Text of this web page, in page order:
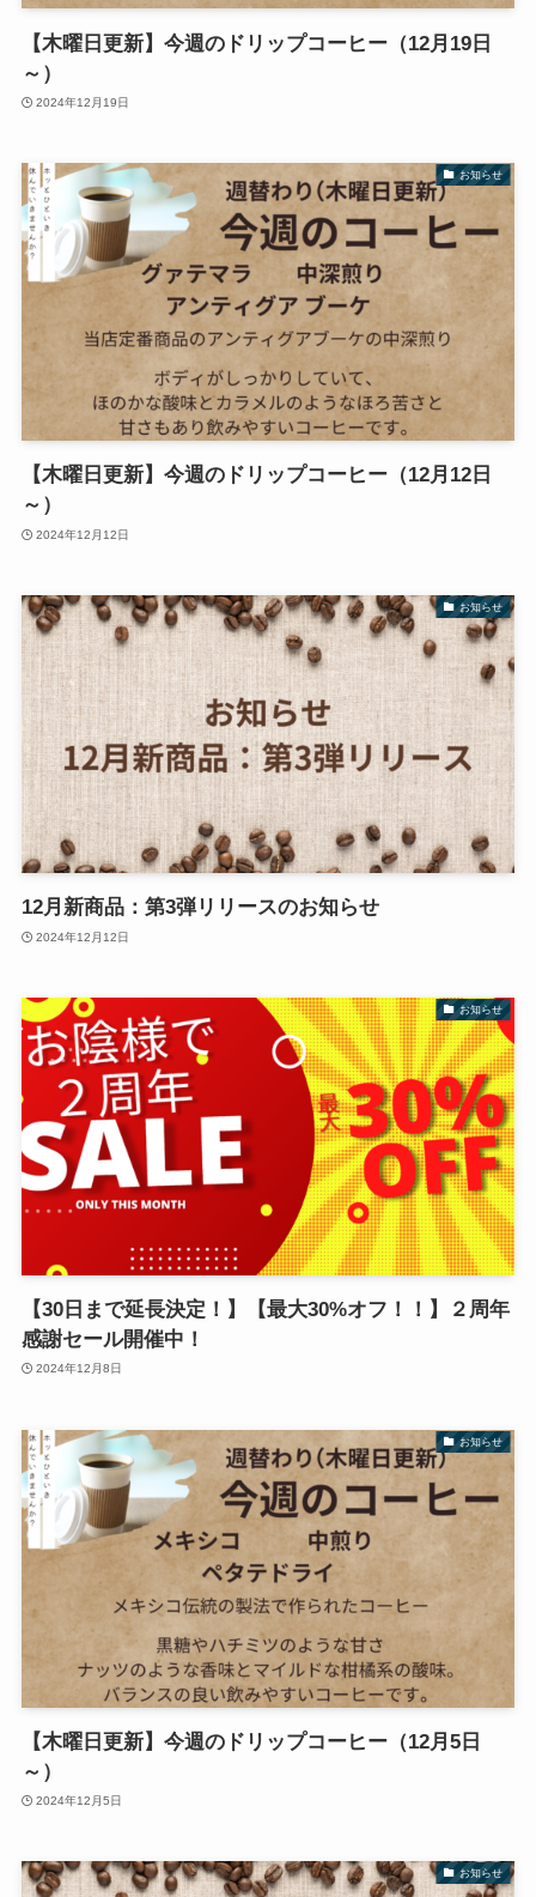
【木曜日更新】今週のドリップコーヒー（12月19日
～）
2024年12月19日
お知らせ
【木曜日更新】今週のドリップコーヒー（12月12日
～）
2024年12月12日
お知らせ
12月新商品：第3弾リリースのお知らせ
2024年12月12日
お知らせ
【30日まで延長決定！】【最大30%オフ！！】２周年
感謝セール開催中！
2024年12月8日
お知らせ
【木曜日更新】今週のドリップコーヒー（12月5日
～）
2024年12月5日
お知らせ